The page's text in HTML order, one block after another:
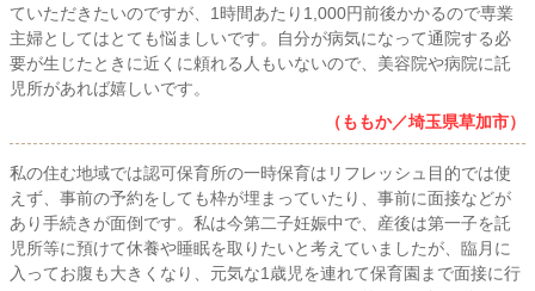
ていただきたいのですが、1時間あたり1,000円前後かかるので専業
主婦としてはとても悩ましいです。自分が病気になって通院する必
要が生じたときに近くに頼れる人もいないので、美容院や病院に託
児所があれば嬉しいです。
（ももか／埼玉県草加市）
私の住む地域では認可保育所の一時保育はリフレッシュ目的では使
えず、事前の予約をしても枠が埋まっていたり、事前に面接などが
あり手続きが面倒です。私は今第二子妊娠中で、産後は第一子を託
児所等に預けて休養や睡眠を取りたいと考えていましたが、臨月に
入ってお腹も大きくなり、元気な1歳児を連れて保育園まで面接に行